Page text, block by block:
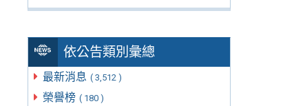
依公告類別彙總
最新消息 ( 3,512 )
榮譽榜 ( 180 )